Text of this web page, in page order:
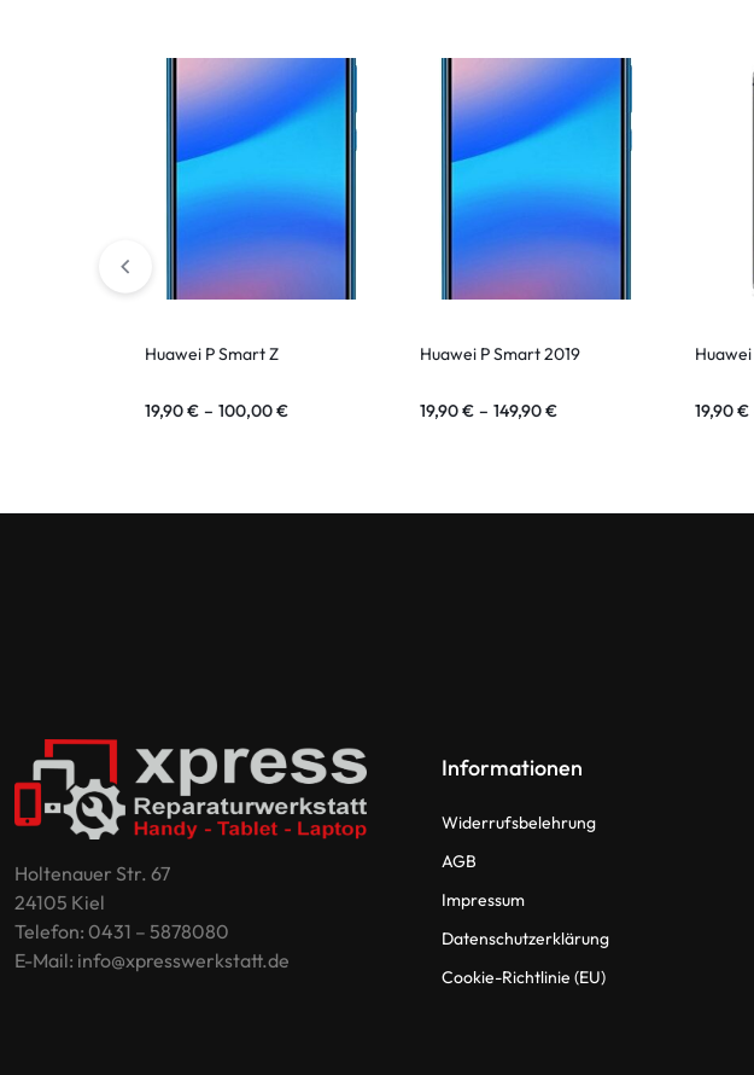
Huawei P Smart Z
19,90€ – 100,00€
Huawei P Smart 2019
19,90€ – 149,90€ 19,90€
Holtenauer Str. 67
24105 Kiel
Telefon: 0431 – 5878080
E-Mail: info@xpresswerkstatt.de
Informationen
Widerrufsbelehrung
AGB
Impressum
Datenschutzerklärung
Cookie-Richtlinie (EU)